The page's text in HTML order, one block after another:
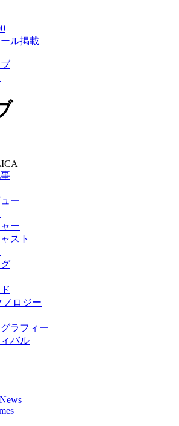
ル掲載
ー
ー
スト
ノロジー
ラフィー
バル